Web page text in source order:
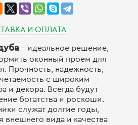
И ОПЛАТА
– идеальное решение,
оконный проем для
Прочность, надежность,
с широким
и декора. Всегда будут
богатства и роскоши.
служат долгие годы,
внешнего вида и качества